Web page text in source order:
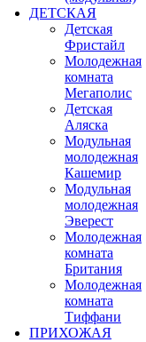
ДЕТСКАЯ
Детская
Фристайл
Молодежная
комната
Мегаполис
Детская
Аляска
Модульная
молодежная
Кашемир
Модульная
молодежная
Эверест
Молодежная
комната
Британия
Молодежная
комната
Тиффани
ПРИХОЖАЯ